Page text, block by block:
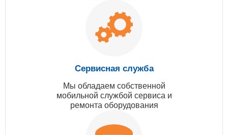
Сервисная служба
Мы обладаем собственной
мобильной службой сервиса и
ремонта оборудования